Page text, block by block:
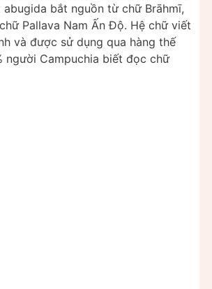
bắt nguồn từ chữ Brāhmī,
Pallava Nam Ấn Độ. Hệ chữ viết
và được sử dụng qua hàng thế
người Campuchia biết đọc chữ